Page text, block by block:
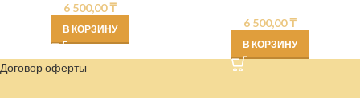
6 500,00₸
В КОРЗИНУ 6 500,00₸
В КОРЗИНУ
Договор оферты